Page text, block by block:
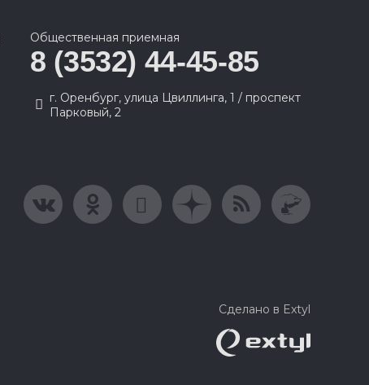
Общественная приемная
8 (3532) 44-45-85
г. Оренбург, улица Цвиллинга, 1 / проспект
Парковый, 2
Сделано в Extyl